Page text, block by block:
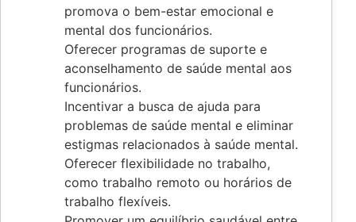
promova o bem-estar emocional e
mental dos funcionários.
Oferecer programas de suporte e
aconselhamento de saúde mental aos
funcionários.
Incentivar a busca de ajuda para
problemas de saúde mental e eliminar
estigmas relacionados à saúde mental.
Oferecer flexibilidade no trabalho,
como trabalho remoto ou horários de
trabalho flexíveis.